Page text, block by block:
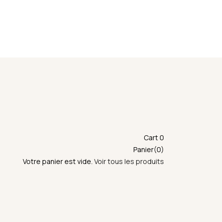
Cart0
Panier(0)
Votre panier est vide. Voir tous les produits